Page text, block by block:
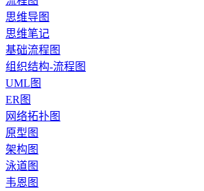
思维导图
思维笔记
基础流程图
组织结构-流程图
UML图
ER图
网络拓扑图
原型图
架构图
泳道图
韦恩图